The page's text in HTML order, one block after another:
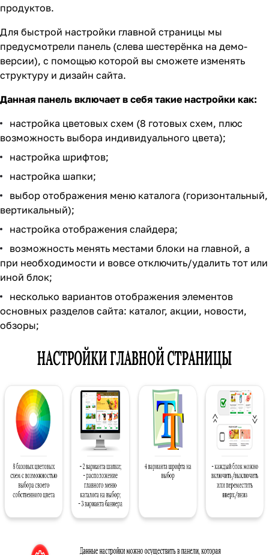
продуктов.
Для быстрой настройки главной страницы мы
предусмотрели панель (слева шестерёнка на демо-
версии), с помощью которой вы сможете изменять
структуру и дизайн сайта.
Данная панель включает в себя такие настройки как:
настройка цветовых схем (8 готовых схем, плюс
возможность выбора индивидуального цвета);
настройка шрифтов;
настройка шапки;
выбор отображения меню каталога (горизонтальный,
вертикальный);
настройка отображения слайдера;
возможность менять местами блоки на главной, а
при необходимости и вовсе отключить/удалить тот или
иной блок;
несколько вариантов отображения элементов
основных разделов сайта: каталог, акции, новости,
обзоры;